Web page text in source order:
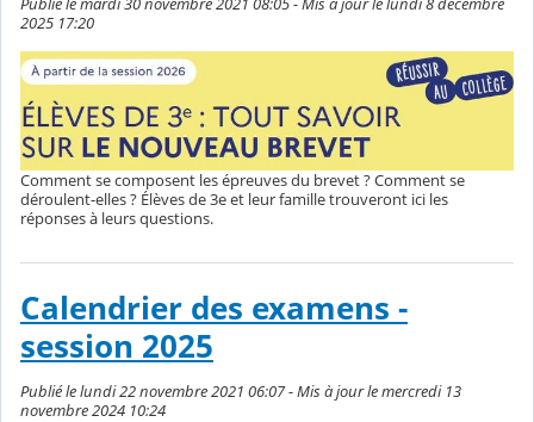
2025 17:20
Comment se composent les épreuves du brevet ? Comment se
déroulent-elles ? Élèves de 3e et leur famille trouveront ici les
réponses à leurs questions.
Calendrier des examens -
session 2025
Publié le lundi 22 novembre 2021 06:07 - Mis à jour le mercredi 13
novembre 2024 10:24